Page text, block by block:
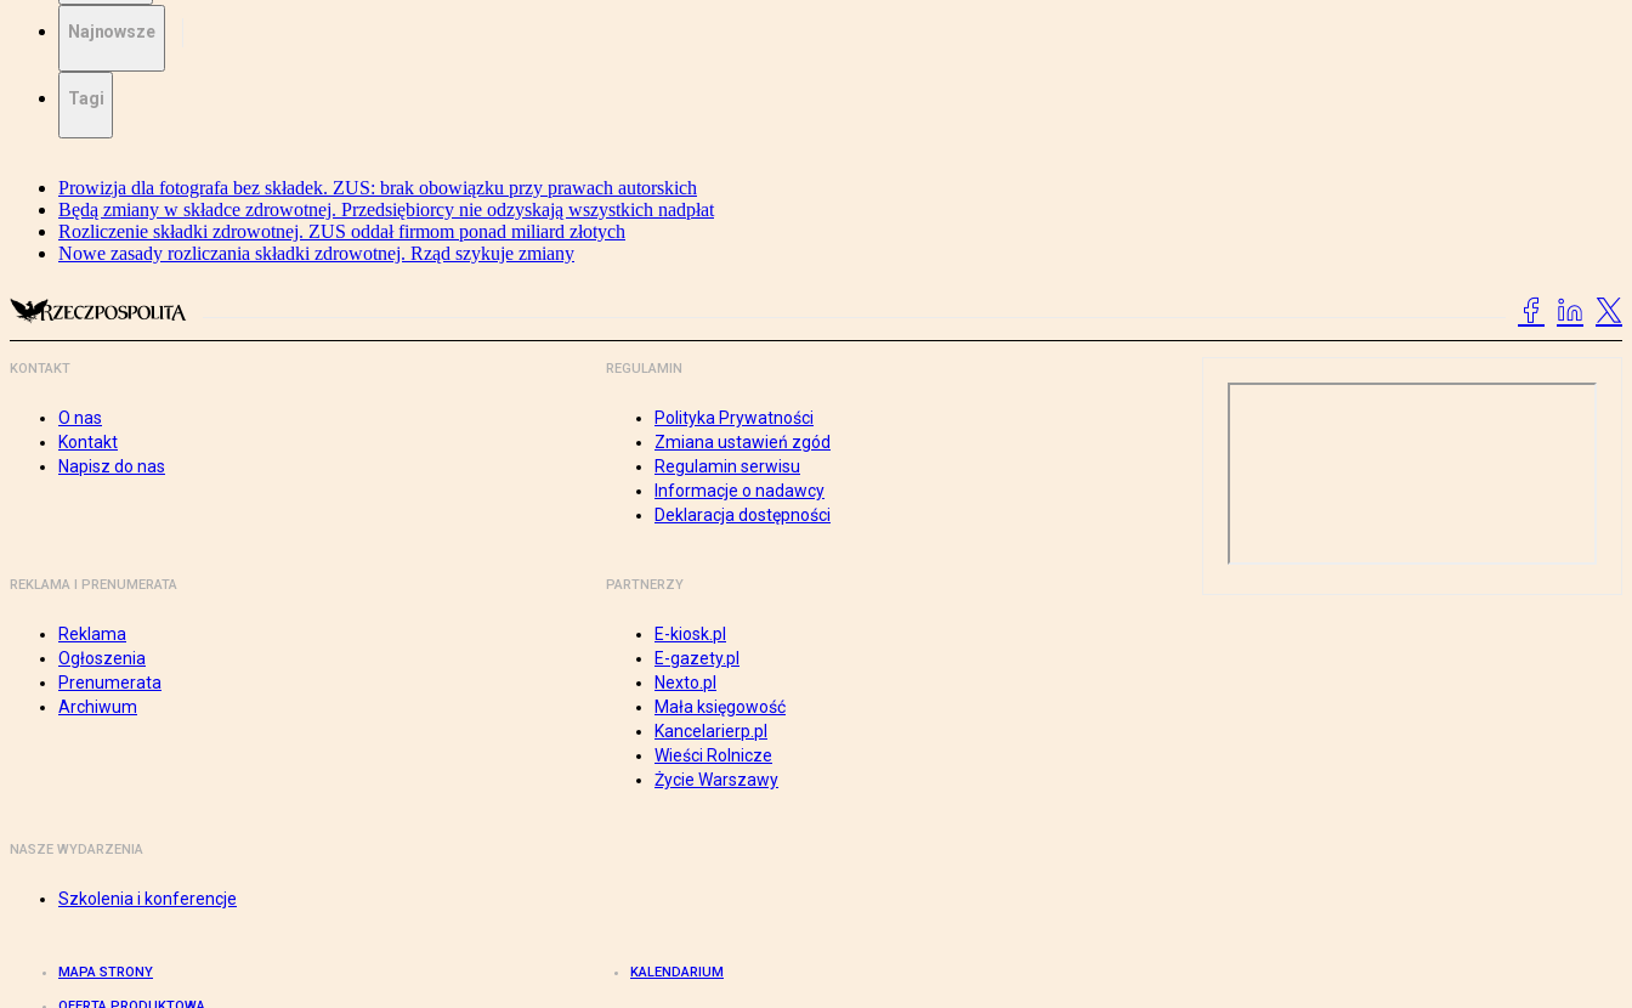
Najnowsze
Tagi
Prowizja dla fotografa bez składek. ZUS: brak obowiązku przy prawach autorskich
Będą zmiany w składce zdrowotnej. Przedsiębiorcy nie odzyskają wszystkich nadpłat
Rozliczenie składki zdrowotnej. ZUS oddał firmom ponad miliard złotych
Nowe zasady rozliczania składki zdrowotnej. Rząd szykuje zmiany
KONTAKT
O nas
Kontakt
Napisz do nas
REGULAMIN
Polityka Prywatności
Zmiana ustawień zgód
Regulamin serwisu
Informacje o nadawcy
Deklaracja dostępności
REKLAMA I PRENUMERATA
Reklama
Ogłoszenia
Prenumerata
Archiwum
PARTNERZY
E-kiosk.pl
E-gazety.pl
Nexto.pl
Mała księgowość
Kancelarierp.pl
Wieści Rolnicze
Życie Warszawy
NASZE WYDARZENIA
Szkolenia i konferencje
MAPA STRONY KALENDARIUM